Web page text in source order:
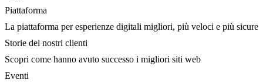
Piattaforma
La piattaforma per esperienze digitali migliori, più veloci e più sicure
Storie dei nostri clienti
Scopri come hanno avuto successo i migliori siti web
Eventi